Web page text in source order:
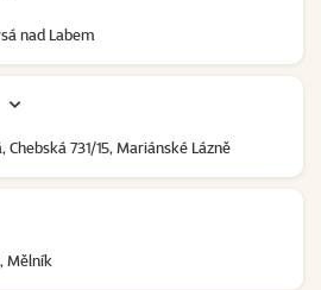
nad Labem
Chebská 731/15, Mariánské Lázně
Mělník